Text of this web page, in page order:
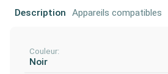
Description Appareils compatibles
Couleur:
Noir